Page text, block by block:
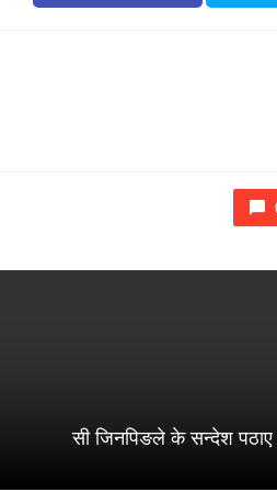
सी जिनपिङले के सन्देश